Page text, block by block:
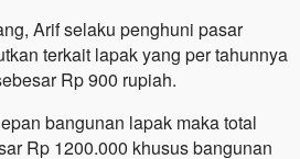
Arif selaku penghuni pasar
terkait lapak yang per tahunnya
Rp 900 rupiah.
bangunan lapak maka total
Rp 1200.000 khusus bangunan